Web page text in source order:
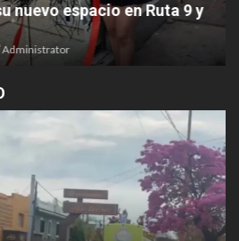
nuevo espacio en Ruta 9 y